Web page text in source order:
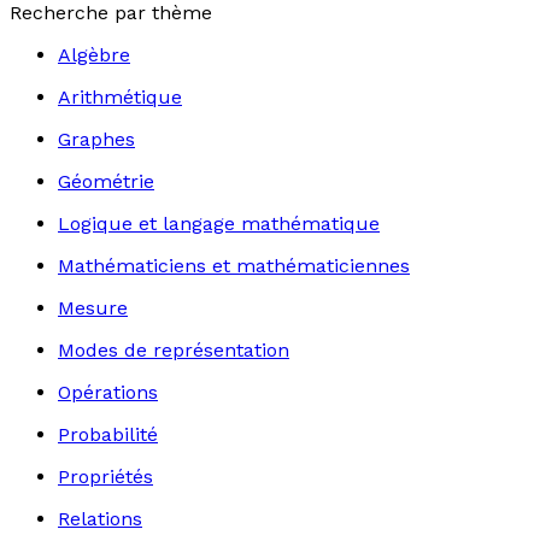
Recherche par thème
Algèbre
Arithmétique
Graphes
Géométrie
Logique et langage mathématique
Mathématiciens et mathématiciennes
Mesure
Modes de représentation
Opérations
Probabilité
Propriétés
Relations